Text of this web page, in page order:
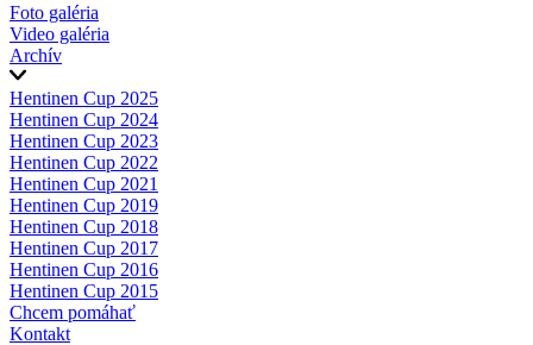
Foto galéria
Video galéria
Archív
Hentinen Cup 2025
Hentinen Cup 2024
Hentinen Cup 2023
Hentinen Cup 2022
Hentinen Cup 2021
Hentinen Cup 2019
Hentinen Cup 2018
Hentinen Cup 2017
Hentinen Cup 2016
Hentinen Cup 2015
Chcem pomáhať
Kontakt